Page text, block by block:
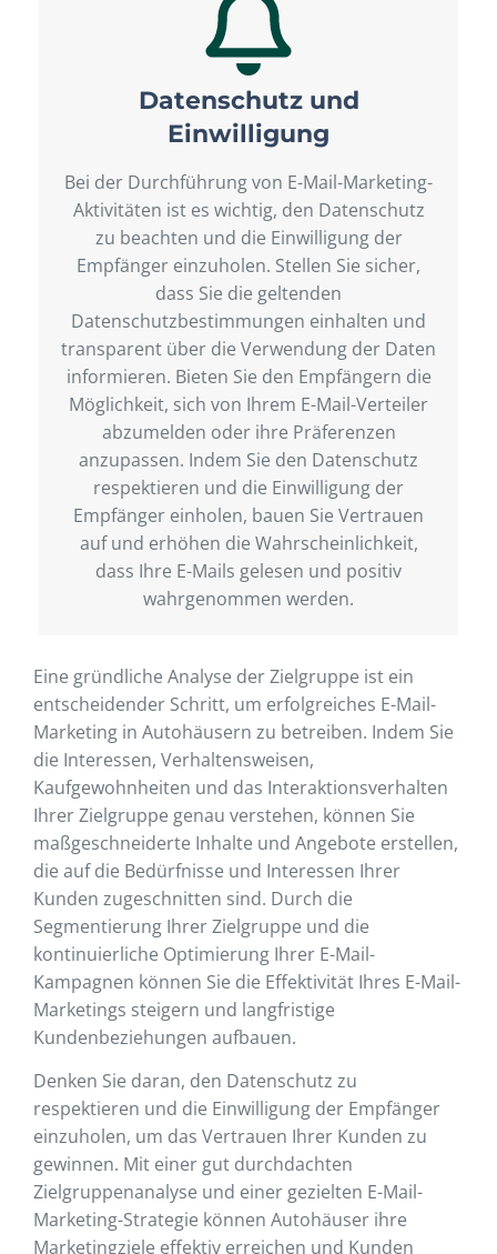
Datenschutz und
Einwilligung
Bei der Durchführung von E-Mail-Marketing-
Aktivitäten ist es wichtig, den Datenschutz
zu beachten und die Einwilligung der
Empfänger einzuholen. Stellen Sie sicher,
dass Sie die geltenden
Datenschutzbestimmungen einhalten und
transparent über die Verwendung der Daten
informieren. Bieten Sie den Empfängern die
Möglichkeit, sich von Ihrem E-Mail-Verteiler
abzumelden oder ihre Präferenzen
anzupassen. Indem Sie den Datenschutz
respektieren und die Einwilligung der
Empfänger einholen, bauen Sie Vertrauen
auf und erhöhen die Wahrscheinlichkeit,
dass Ihre E-Mails gelesen und positiv
wahrgenommen werden.
Eine gründliche Analyse der Zielgruppe ist ein
entscheidender Schritt, um erfolgreiches E-Mail-
Marketing in Autohäusern zu betreiben. Indem Sie
die Interessen, Verhaltensweisen,
Kaufgewohnheiten und das Interaktionsverhalten
Ihrer Zielgruppe genau verstehen, können Sie
maßgeschneiderte Inhalte und Angebote erstellen,
die auf die Bedürfnisse und Interessen Ihrer
Kunden zugeschnitten sind. Durch die
Segmentierung Ihrer Zielgruppe und die
kontinuierliche Optimierung Ihrer E-Mail-
Kampagnen können Sie die Effektivität Ihres E-Mail-
Marketings steigern und langfristige
Kundenbeziehungen aufbauen.
Denken Sie daran, den Datenschutz zu
respektieren und die Einwilligung der Empfänger
einzuholen, um das Vertrauen Ihrer Kunden zu
gewinnen. Mit einer gut durchdachten
Zielgruppenanalyse und einer gezielten E-Mail-
Marketing-Strategie können Autohäuser ihre
Marketingziele effektiv erreichen und Kunden